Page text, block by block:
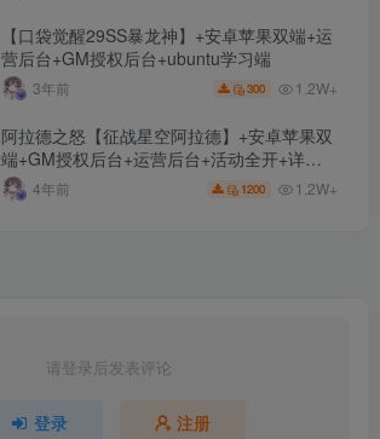
【口袋觉醒29SS暴龙神】+安卓苹果双端+运
营后台+GM授权后台+ubuntu学习端
3年前 300 1.2W+
阿拉德之怒【征战星空阿拉德】+安卓苹果双
端+GM授权后台+运营后台+活动全开+详细
教程 4年前 1200 1.2W+
请登录后发表评论
登录 注册